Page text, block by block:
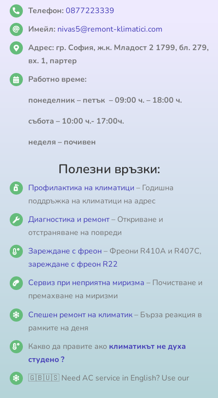
Телефон: 0877223339
Имейл: nivas5@remont-klimatici.com
Адрес: гр. София, ж.к. Младост 2 1799, бл. 279,
вх. 1, партер
Работно време:
понеделник – петък – 09:00 ч. – 18:00 ч.
събота – 10:00 ч.- 17:00ч.
неделя – почивен
Полезни връзки:
Профилактика на климатици – Годишна
поддръжка на климатици на адрес
Диагностика и ремонт– Откриване и
отстраняване на повреди
Зареждане с фреон – Фреони R410A и R407C,
зареждане с фреон R22
Сервиз при неприятна миризма – Почистване и
премахване на миризми
Спешен ремонт на климатик– Бърза реакция в
рамките на деня
Какво да правите ако климатикът не духа
студено ?
🇬🇧🇺🇸 Need AC service in English? Use our